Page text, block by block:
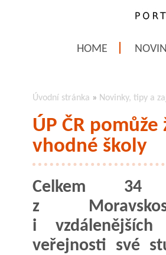
HOME
Úvodní stránka » Novinky, tipy a
ÚP ČR
vhodné školy
Celkem 34
z
i
veřejnosti své